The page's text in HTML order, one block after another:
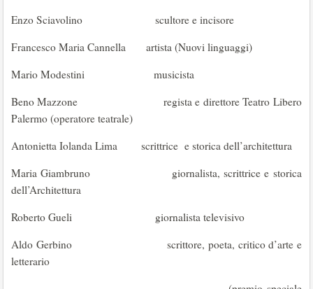
Enzo Sciavolino scultore e incisore
Francesco Maria Cannella artista (Nuovi linguaggi)
Mario Modestini musicista
Beno Mazzone regista e direttore Teatro Libero
Palermo (operatore teatrale)
Antonietta Iolanda Lima scrittrice e storica dell’architettura
Maria Giambruno giornalista, scrittrice e storica
dell’Architettura
Roberto Gueli giornalista televisivo
Aldo Gerbino scrittore, poeta, critico d’arte e
letterario